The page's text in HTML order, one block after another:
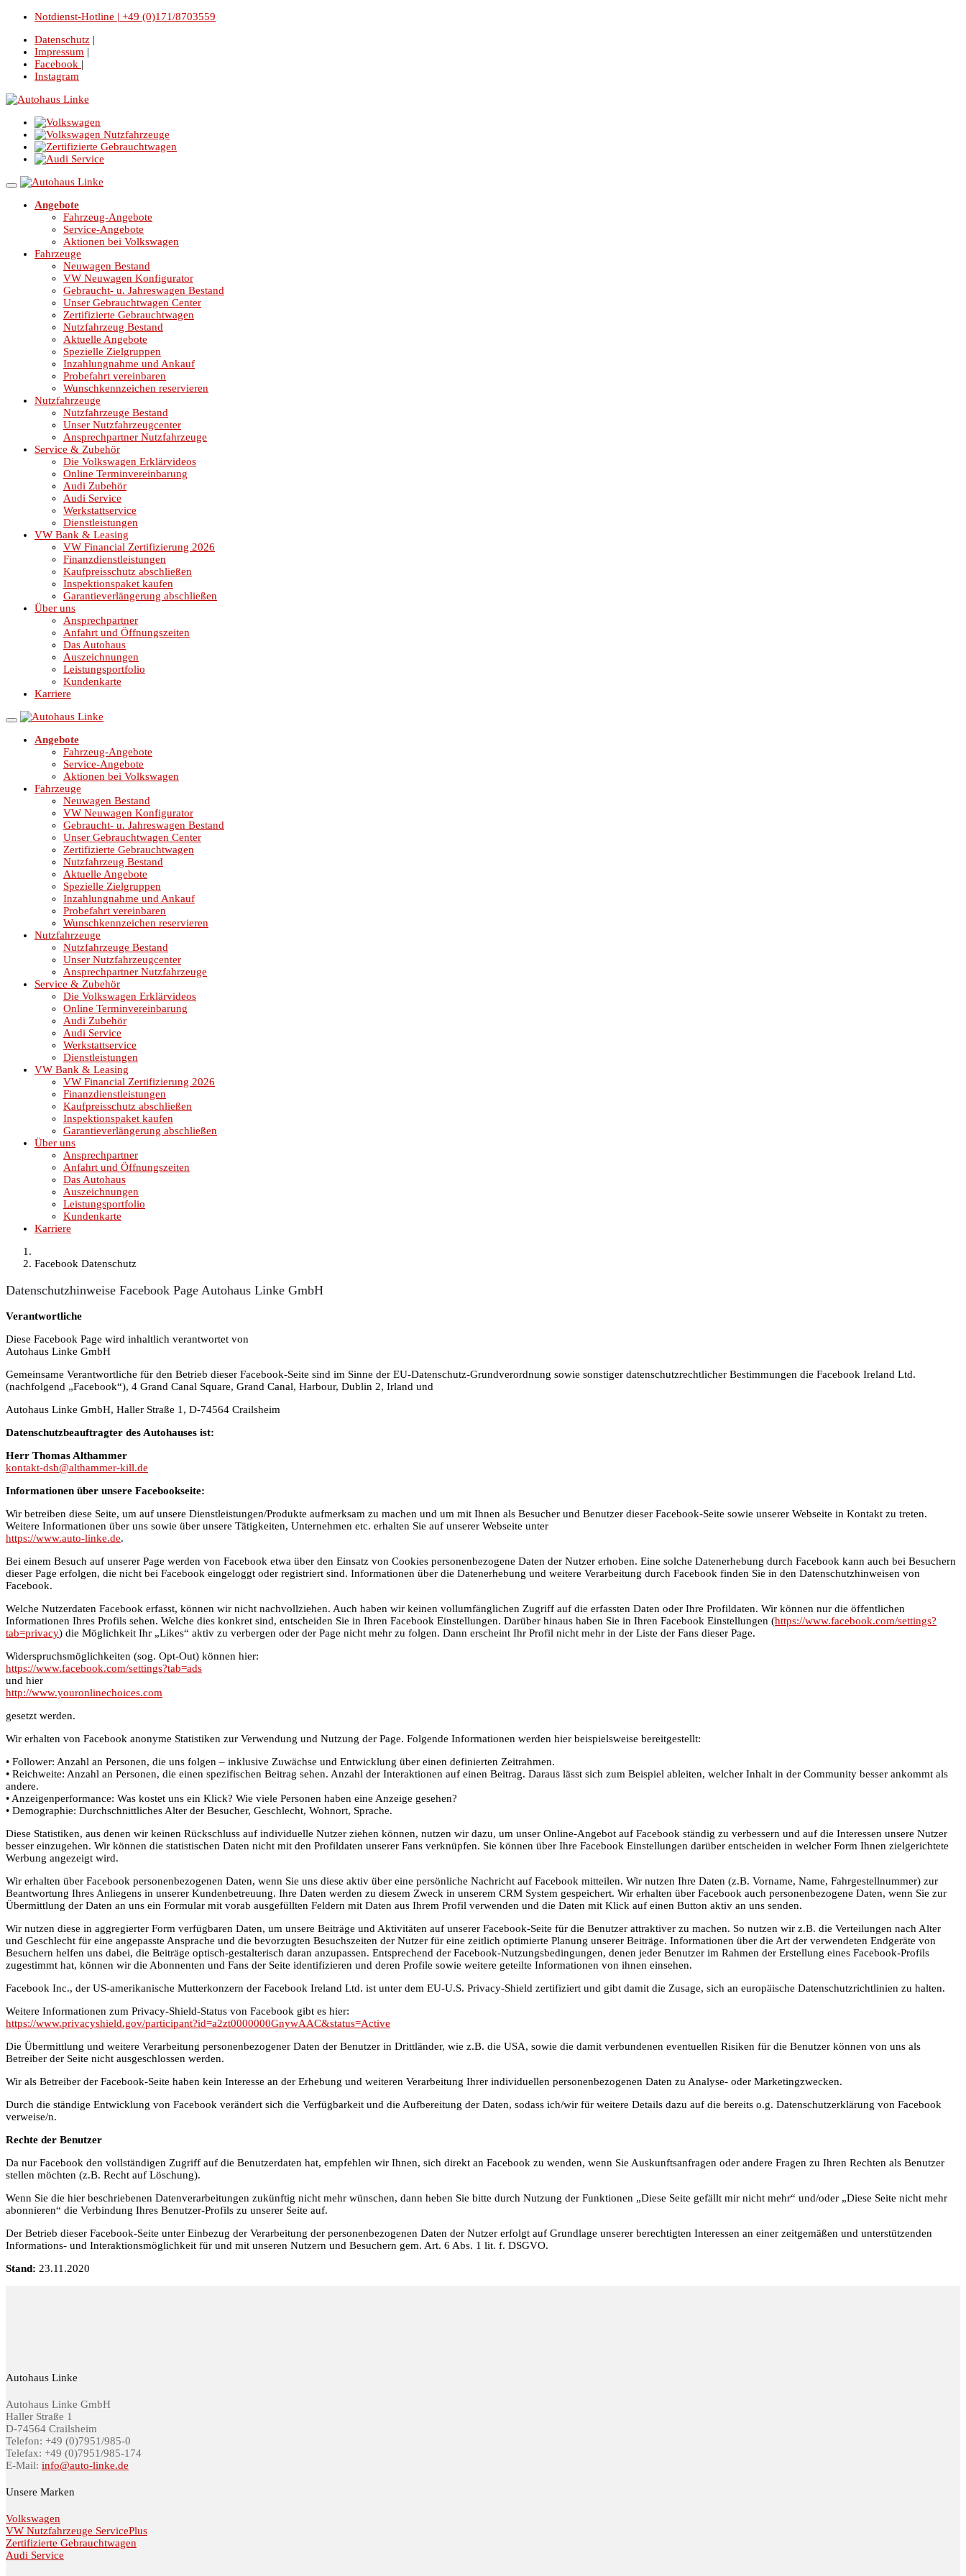
Notdienst-Hotline | +49 (0)171/8703559
Datenschutz |
Impressum |
Facebook |
Instagram
Angebote
Fahrzeug-Angebote
Service-Angebote
Aktionen bei Volkswagen
Fahrzeuge
Neuwagen Bestand
VW Neuwagen Konfigurator
Gebraucht- u. Jahreswagen Bestand
Unser Gebrauchtwagen Center
Zertifizierte Gebrauchtwagen
Nutzfahrzeug Bestand
Aktuelle Angebote
Spezielle Zielgruppen
Inzahlungnahme und Ankauf
Probefahrt vereinbaren
Wunschkennzeichen reservieren
Nutzfahrzeuge
Nutzfahrzeuge Bestand
Unser Nutzfahrzeugcenter
Ansprechpartner Nutzfahrzeuge
Service & Zubehör
Die Volkswagen Erklärvideos
Online Terminvereinbarung
Audi Zubehör
Audi Service
Werkstattservice
Dienstleistungen
VW Bank & Leasing
VW Financial Zertifizierung 2026
Finanzdienstleistungen
Kaufpreisschutz abschließen
Inspektionspaket kaufen
Garantieverlängerung abschließen
Über uns
Ansprechpartner
Anfahrt und Öffnungszeiten
Das Autohaus
Auszeichnungen
Leistungsportfolio
Kundenkarte
Karriere
Angebote
Fahrzeug-Angebote
Service-Angebote
Aktionen bei Volkswagen
Fahrzeuge
Neuwagen Bestand
VW Neuwagen Konfigurator
Gebraucht- u. Jahreswagen Bestand
Unser Gebrauchtwagen Center
Zertifizierte Gebrauchtwagen
Nutzfahrzeug Bestand
Aktuelle Angebote
Spezielle Zielgruppen
Inzahlungnahme und Ankauf
Probefahrt vereinbaren
Wunschkennzeichen reservieren
Nutzfahrzeuge
Nutzfahrzeuge Bestand
Unser Nutzfahrzeugcenter
Ansprechpartner Nutzfahrzeuge
Service & Zubehör
Die Volkswagen Erklärvideos
Online Terminvereinbarung
Audi Zubehör
Audi Service
Werkstattservice
Dienstleistungen
VW Bank & Leasing
VW Financial Zertifizierung 2026
Finanzdienstleistungen
Kaufpreisschutz abschließen
Inspektionspaket kaufen
Garantieverlängerung abschließen
Über uns
Ansprechpartner
Anfahrt und Öffnungszeiten
Das Autohaus
Auszeichnungen
Leistungsportfolio
Kundenkarte
Karriere
Facebook Datenschutz
Datenschutzhinweise Facebook Page Autohaus Linke GmbH
Verantwortliche
Diese Facebook Page wird inhaltlich verantwortet von
Autohaus Linke GmbH
Gemeinsame Verantwortliche für den Betrieb dieser Facebook-Seite sind im Sinne der EU-Datenschutz-Grundverordnung sowie sonstiger datenschutzrechtlicher Bestimmungen die Facebook Ireland Ltd.
(nachfolgend „Facebook“), 4 Grand Canal Square, Grand Canal, Harbour, Dublin 2, Irland und
Autohaus Linke GmbH, Haller Straße 1, D-74564 Crailsheim
Datenschutzbeauftragter des Autohauses ist:
Herr Thomas Althammer
kontakt-dsb@althammer-kill.de
Informationen über unsere Facebookseite:
Wir betreiben diese Seite, um auf unsere Dienstleistungen/Produkte aufmerksam zu machen und um mit Ihnen als Besucher und Benutzer dieser Facebook-Seite sowie unserer Webseite in Kontakt zu treten.
Weitere Informationen über uns sowie über unsere Tätigkeiten, Unternehmen etc. erhalten Sie auf unserer Webseite unter
https://www.auto-linke.de.
Bei einem Besuch auf unserer Page werden von Facebook etwa über den Einsatz von Cookies personenbezogene Daten der Nutzer erhoben. Eine solche Datenerhebung durch Facebook kann auch bei Besuchern
dieser Page erfolgen, die nicht bei Facebook eingeloggt oder registriert sind. Informationen über die Datenerhebung und weitere Verarbeitung durch Facebook finden Sie in den Datenschutzhinweisen von
Facebook.
Welche Nutzerdaten Facebook erfasst, können wir nicht nachvollziehen. Auch haben wir keinen vollumfänglichen Zugriff auf die erfassten Daten oder Ihre Profildaten. Wir können nur die öffentlichen
Informationen Ihres Profils sehen. Welche dies konkret sind, entscheiden Sie in Ihren Facebook Einstellungen. Darüber hinaus haben Sie in Ihren Facebook Einstellungen (https://www.facebook.com/settings?
tab=privacy) die Möglichkeit Ihr „Likes“ aktiv zu verbergen oder der Page nicht mehr zu folgen. Dann erscheint Ihr Profil nicht mehr in der Liste der Fans dieser Page.
Widerspruchsmöglichkeiten (sog. Opt-Out) können hier:
https://www.facebook.com/settings?tab=ads
und hier
http://www.youronlinechoices.com
gesetzt werden.
Wir erhalten von Facebook anonyme Statistiken zur Verwendung und Nutzung der Page. Folgende Informationen werden hier beispielsweise bereitgestellt:
• Follower: Anzahl an Personen, die uns folgen – inklusive Zuwächse und Entwicklung über einen definierten Zeitrahmen.
• Reichweite: Anzahl an Personen, die einen spezifischen Beitrag sehen. Anzahl der Interaktionen auf einen Beitrag. Daraus lässt sich zum Beispiel ableiten, welcher Inhalt in der Community besser ankommt als
andere.
• Anzeigenperformance: Was kostet uns ein Klick? Wie viele Personen haben eine Anzeige gesehen?
• Demographie: Durchschnittliches Alter der Besucher, Geschlecht, Wohnort, Sprache.
Diese Statistiken, aus denen wir keinen Rückschluss auf individuelle Nutzer ziehen können, nutzen wir dazu, um unser Online-Angebot auf Facebook ständig zu verbessern und auf die Interessen unsere Nutzer
besser einzugehen. Wir können die statistischen Daten nicht mit den Profildaten unserer Fans verknüpfen. Sie können über Ihre Facebook Einstellungen darüber entscheiden in welcher Form Ihnen zielgerichtete
Werbung angezeigt wird.
Wir erhalten über Facebook personenbezogenen Daten, wenn Sie uns diese aktiv über eine persönliche Nachricht auf Facebook mitteilen. Wir nutzen Ihre Daten (z.B. Vorname, Name, Fahrgestellnummer) zur
Beantwortung Ihres Anliegens in unserer Kundenbetreuung. Ihre Daten werden zu diesem Zweck in unserem CRM System gespeichert. Wir erhalten über Facebook auch personenbezogene Daten, wenn Sie zur
Übermittlung der Daten an uns ein Formular mit vorab ausgefüllten Feldern mit Daten aus Ihrem Profil verwenden und die Daten mit Klick auf einen Button aktiv an uns senden.
Wir nutzen diese in aggregierter Form verfügbaren Daten, um unsere Beiträge und Aktivitäten auf unserer Facebook-Seite für die Benutzer attraktiver zu machen. So nutzen wir z.B. die Verteilungen nach Alter
und Geschlecht für eine angepasste Ansprache und die bevorzugten Besuchszeiten der Nutzer für eine zeitlich optimierte Planung unserer Beiträge. Informationen über die Art der verwendeten Endgeräte von
Besuchern helfen uns dabei, die Beiträge optisch-gestalterisch daran anzupassen. Entsprechend der Facebook-Nutzungsbedingungen, denen jeder Benutzer im Rahmen der Erstellung eines Facebook-Profils
zugestimmt hat, können wir die Abonnenten und Fans der Seite identifizieren und deren Profile sowie weitere geteilte Informationen von ihnen einsehen.
Facebook Inc., der US-amerikanische Mutterkonzern der Facebook Ireland Ltd. ist unter dem EU-U.S. Privacy-Shield zertifiziert und gibt damit die Zusage, sich an europäische Datenschutzrichtlinien zu halten.
Weitere Informationen zum Privacy-Shield-Status von Facebook gibt es hier:
https://www.privacyshield.gov/participant?id=a2zt0000000GnywAAC&status=Active
Die Übermittlung und weitere Verarbeitung personenbezogener Daten der Benutzer in Drittländer, wie z.B. die USA, sowie die damit verbundenen eventuellen Risiken für die Benutzer können von uns als
Betreiber der Seite nicht ausgeschlossen werden.
Wir als Betreiber der Facebook-Seite haben kein Interesse an der Erhebung und weiteren Verarbeitung Ihrer individuellen personenbezogenen Daten zu Analyse- oder Marketingzwecken.
Durch die ständige Entwicklung von Facebook verändert sich die Verfügbarkeit und die Aufbereitung der Daten, sodass ich/wir für weitere Details dazu auf die bereits o.g. Datenschutzerklärung von Facebook
verweise/n.
Rechte der Benutzer
Da nur Facebook den vollständigen Zugriff auf die Benutzerdaten hat, empfehlen wir Ihnen, sich direkt an Facebook zu wenden, wenn Sie Auskunftsanfragen oder andere Fragen zu Ihren Rechten als Benutzer
stellen möchten (z.B. Recht auf Löschung).
Wenn Sie die hier beschriebenen Datenverarbeitungen zukünftig nicht mehr wünschen, dann heben Sie bitte durch Nutzung der Funktionen „Diese Seite gefällt mir nicht mehr“ und/oder „Diese Seite nicht mehr
abonnieren“ die Verbindung Ihres Benutzer-Profils zu unserer Seite auf.
Der Betrieb dieser Facebook-Seite unter Einbezug der Verarbeitung der personenbezogenen Daten der Nutzer erfolgt auf Grundlage unserer berechtigten Interessen an einer zeitgemäßen und unterstützenden
Informations- und Interaktionsmöglichkeit für und mit unseren Nutzern und Besuchern gem. Art. 6 Abs. 1 lit. f. DSGVO.
Stand: 23.11.2020
Autohaus Linke
Autohaus Linke GmbH
Haller Straße 1
D-74564 Crailsheim
Telefon: +49 (0)7951/985-0
Telefax: +49 (0)7951/985-174
E-Mail: info@auto-linke.de
Unsere Marken
Volkswagen
VW Nutzfahrzeuge ServicePlus
Zertifizierte Gebrauchtwagen
Audi Service